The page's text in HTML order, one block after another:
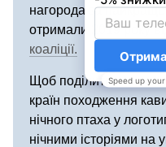
нагорода за найкраще
отримали 2019 року
коаліції.
Щоб поділитися з
країн походження
нічного птаха у
нічними історіями на